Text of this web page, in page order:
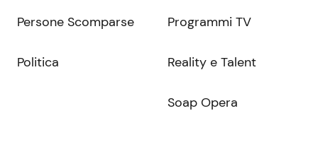
Persone Scomparse
Politica
Programmi TV
Reality e Talent
Soap Opera